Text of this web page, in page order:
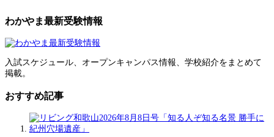
わかやま最新受験情報
入試スケジュール、オープンキャンパス情報、学校紹介をまとめて
掲載。
おすすめ記事